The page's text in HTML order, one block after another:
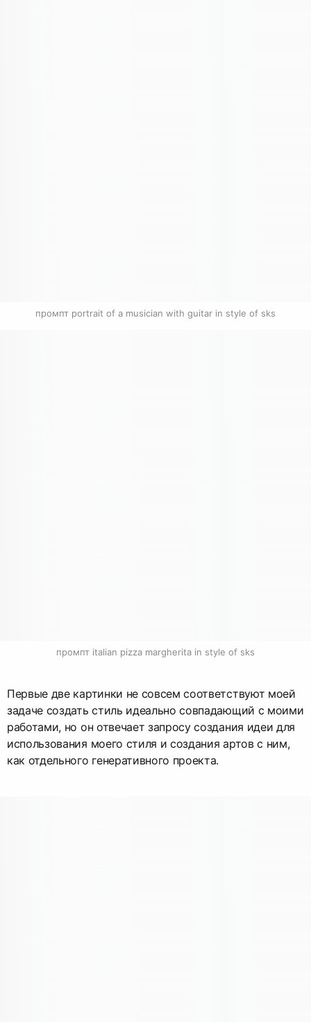
промпт portrait of a musician with guitar in style of sks
промпт italian pizza margherita in style of sks
Первые две картинки не совсем соответствуют моей
задаче создать стиль идеально совпадающий с моими
работами, но он отвечает запросу создания идеи для
использования моего стиля и создания артов с ним,
как отдельного генеративного проекта.